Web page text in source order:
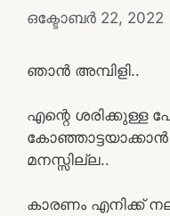
ഒക്ടോബർ 22, 2022
ഞാൻ അമ്പിളി..
എന്റെ ശരിക്കുള്ള
മനസ്സില്ല..
കാരണം എനിക്ക്